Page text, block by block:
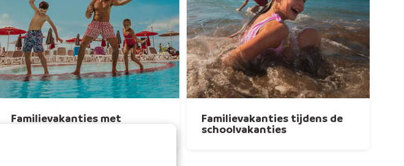
Familievakanties met
Familievakanties tijdens de
schoolvakanties